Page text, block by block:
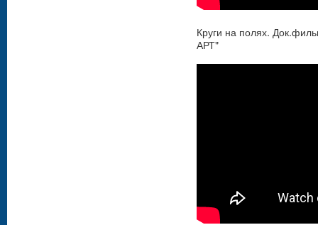
Круги на полях.
АРТ"